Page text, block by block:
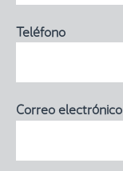
Teléfono
Correo electrónico